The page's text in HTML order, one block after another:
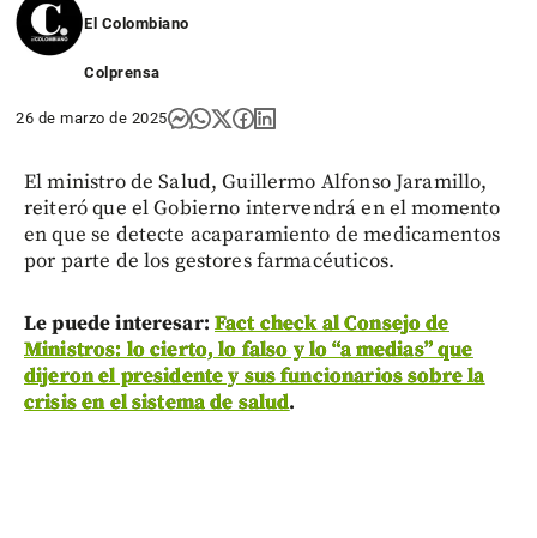
El Colombiano
Colprensa
26 de marzo de 2025
El ministro de Salud, Guillermo Alfonso Jaramillo,
reiteró que el Gobierno intervendrá en el momento
en que se detecte acaparamiento de medicamentos
por parte de los gestores farmacéuticos.
Le puede interesar: Fact check al Consejo de
Ministros: lo cierto, lo falso y lo “a medias” que
dijeron el presidente y sus funcionarios sobre la
crisis en el sistema de salud.